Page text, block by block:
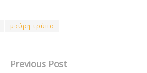
μαύρη τρύπα
Previous Post